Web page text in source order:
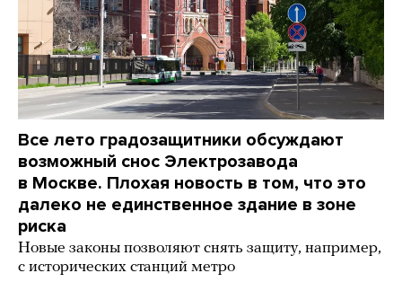
Все лето градозащитники обсуждают
возможный снос Электрозавода
в Москве. Плохая новость в том, что это
далеко не единственное здание в зоне
риска
Новые законы позволяют снять защиту, например,
с исторических станций метро